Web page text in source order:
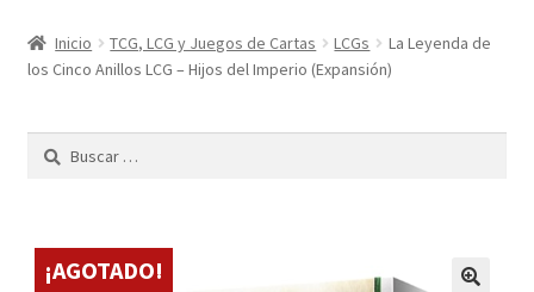
hijo
Envíos
AKATAKA BOOKS
Inicio TCG, LCG y Juegos de Cartas LCGs
La Leyenda de
los Cinco Anillos LCG – Hijos del Imperio (Expansión)
¡AGOTADO!
Buscar: